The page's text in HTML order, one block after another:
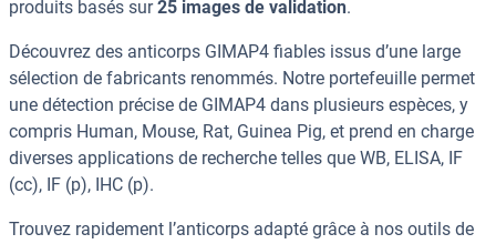
produits basés sur25 images de validation.
Découvrez des anticorps GIMAP4 fiables issus d’une large
sélection de fabricants renommés. Notre portefeuille permet
une détection précise de GIMAP4 dans plusieurs espèces, y
compris Human, Mouse, Rat, Guinea Pig, et prend en charge
diverses applications de recherche telles que WB, ELISA, IF
(cc), IF (p), IHC (p).
Trouvez rapidement l’anticorps adapté grâce à nos outils de